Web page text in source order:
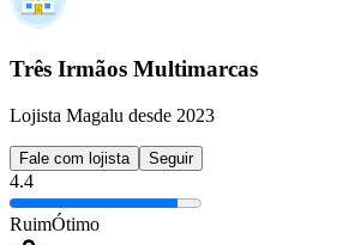
Três Irmãos Multimarcas
Lojista Magalu desde 2023
Fale com lojista Seguir
4.4
RuimÓtimo